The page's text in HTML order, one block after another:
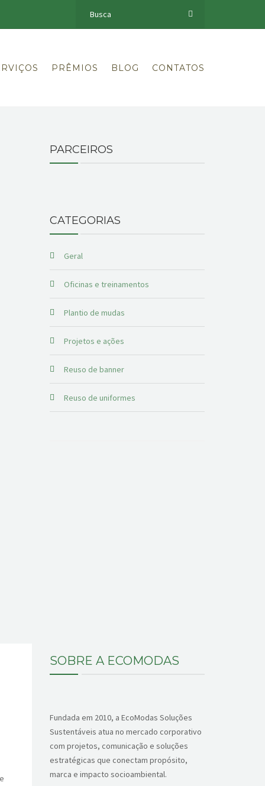
PRÊMIOS BLOG CONTATOS
PARCEIROS
CATEGORIAS
Geral
Oficinas e treinamentos
Plantio de mudas
Projetos e ações
Reuso de banner
Reuso de uniformes
SOBRE A ECOMODAS
Fundada em 2010, a EcoModas Soluções
Sustentáveis atua no mercado corporativo
com projetos, comunicação e soluções
estratégicas que conectam propósito,
marca e impacto socioambiental.